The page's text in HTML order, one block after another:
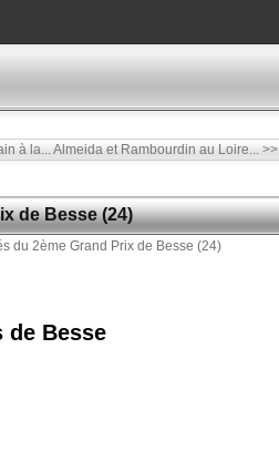
à la...Almeida et Rambourdin au Loire... >>
de Besse (24)
de Besse